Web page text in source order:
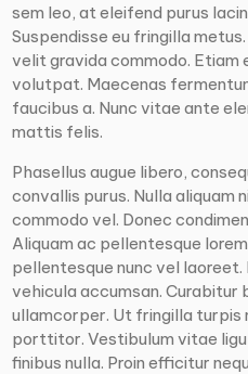
sem leo, at eleifend purus
Suspendisse eu fringilla
velit gravida commodo.
volutpat. Maecenas
faucibus a. Nunc vitae ante
mattis felis.
Phasellus augue libero,
convallis purus. Nulla aliquam
commodo vel. Donec
Aliquam ac pellentesque
pellentesque nunc vel
vehicula accumsan. Curabitur
ullamcorper. Ut fringilla
porttitor. Vestibulum vitae
finibus nulla. Proin efficitur